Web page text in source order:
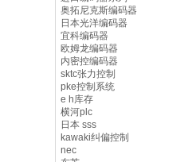
奥拓尼克斯编码器
日本光洋编码器
宜科编码器
欧姆龙编码器
内密控编码器
sktc张力控制
pke控制系统
e h库存
横河plc
日本 sss
kawaki纠偏控制
nec